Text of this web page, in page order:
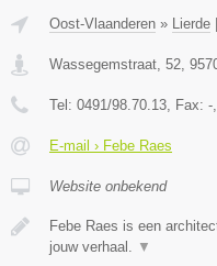
Oost-Vlaanderen » Lierde
Wassegemstraat, 52
Tel: 0491/98.70.13 , Fax: -
E-mail › Febe Raes
Website onbekend
Febe Raes is een
jouw verhaal.
▼